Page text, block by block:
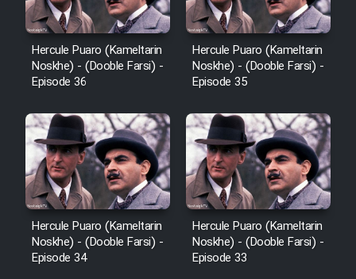
Film Akharin Marhaleh
Film Atash Penhan
Animeishen Cinemaei Safar Be
Sarzamin Dur
Film Jangju Pirooz
Film Padzahr
Film Shab Rubah
Hercule Puaro (Kameltarin
Noskhe) - (Dooble Farsi) -
Episode 36
Hercule Puaro (Kameltarin
Noskhe) - (Dooble Farsi) -
Episode 35
Hercule Puaro (Kameltarin
Noskhe) - (Dooble Farsi) -
Episode 34
Hercule Puaro (Kameltarin
Noskhe) - (Dooble Farsi) -
Episode 33